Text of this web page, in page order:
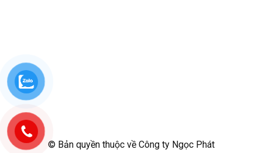
© Bản quyền thuộc về Công ty Ngọc Phát